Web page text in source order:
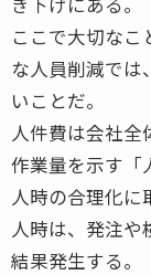
ここで大切な
な人員削減では
いことだ。
人件費は会社全
作業量を示す「
人時の合理化に
人時は、発注
結果発生する。